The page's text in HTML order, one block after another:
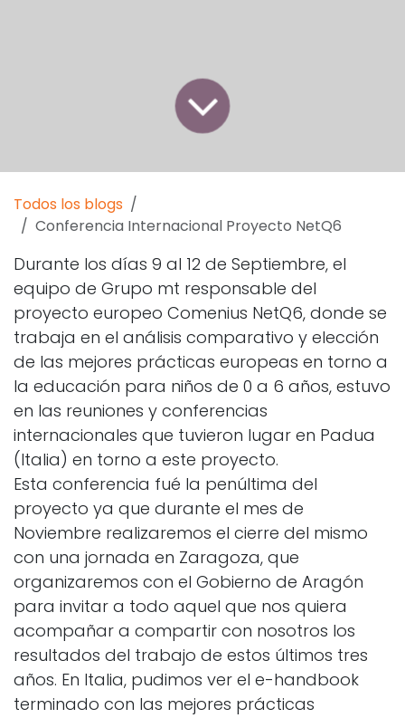
Todos los blogs
Conferencia Internacional Proyecto NetQ6
Durante los días 9 al 12 de Septiembre, el
equipo de Grupo mt responsable del
proyecto europeo Comenius NetQ6, donde se
trabaja en el análisis comparativo y elección
de las mejores prácticas europeas en torno a
la educación para niños de 0 a 6 años, estuvo
en las reuniones y conferencias
internacionales que tuvieron lugar en Padua
(Italia) en torno a este proyecto.
Esta conferencia fué la penúltima del
proyecto ya que durante el mes de
Noviembre realizaremos el cierre del mismo
con una jornada en Zaragoza, que
organizaremos con el Gobierno de Aragón
para invitar a todo aquel que nos quiera
acompañar a compartir con nosotros los
resultados del trabajo de estos últimos tres
años. En Italia, pudimos ver el e-handbook
terminado con las mejores prácticas